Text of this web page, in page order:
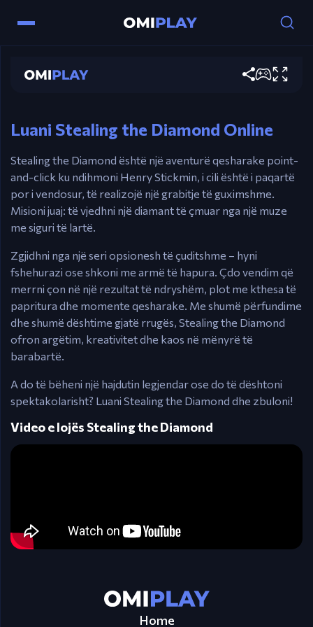
Stealing the Diamond
Maus – Zgjidhni veprimet në momentet
Luani Stealing the Diamond Online
Stealing the Diamond është një aventurë qesharake point-
and-click ku ndihmoni Henry Stickmin, i cili është i paqartë
por i vendosur, të realizojë një grabitje të guximshme.
Misioni juaj: të vjedhni një diamant të çmuar nga një muze
me siguri të lartë.
Zgjidhni nga një seri opsionesh të çuditshme – hyni
fshehurazi ose shkoni me armë të hapura. Çdo vendim që
merrni çon në një rezultat të ndryshëm, plot me kthesa të
papritura dhe momente qesharake. Me shumë përfundime
dhe shumë dështime gjatë rrugës, Stealing the Diamond
ofron argëtim, kreativitet dhe kaos në mënyrë të
barabartë.
A do të bëheni një hajdutin legjendar ose do të dështoni
spektakolarisht? Luani Stealing the Diamond dhe zbuloni!
Video e lojës Stealing the Diamond
Home